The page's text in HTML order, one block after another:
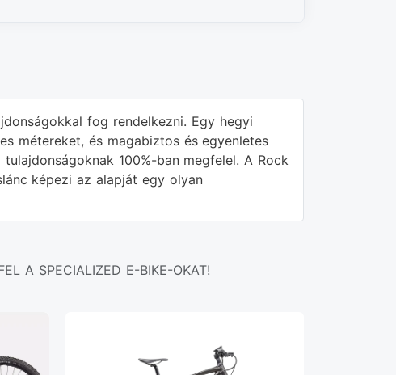
fog rendelkezni. Egy hegyi
métereket, és magabiztos és egyenletes
100%-ban megfelel. A Rock
képezi az alapját egy olyan
A SPECIALIZED E-BIKE-OKAT!